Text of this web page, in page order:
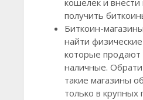
кошелек и
получить
Биткоин-
найти
которые продают
наличные.
такие магазины
только в крупных